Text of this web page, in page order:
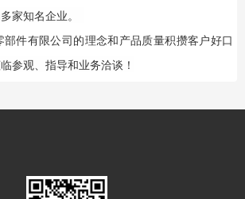
家知名企业。
部件有限公司的理念和产品质量积攒客户好口
参观、指导和业务洽谈！